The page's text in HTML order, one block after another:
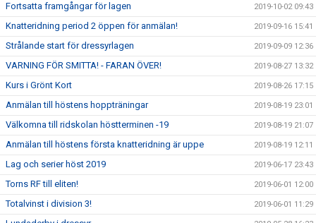
Fortsatta framgångar för lagen 2019-10-02 09:43
Knatteridning period 2 öppen för anmälan! 2019-09-16 15:41
Strålande start för dressyrlagen 2019-09-09 12:36
VARNING FÖR SMITTA! - FARAN ÖVER! 2019-08-27 13:32
Kurs i Grönt Kort 2019-08-26 17:15
Anmälan till höstens hoppträningar 2019-08-19 23:01
Välkomna till ridskolan höstterminen -19 2019-08-19 21:07
Anmälan till höstens första knatteridning är uppe 2019-08-19 12:11
Lag och serier höst 2019 2019-06-17 23:43
Torns RF till eliten! 2019-06-01 12:00
Totalvinst i division 3! 2019-06-01 11:29